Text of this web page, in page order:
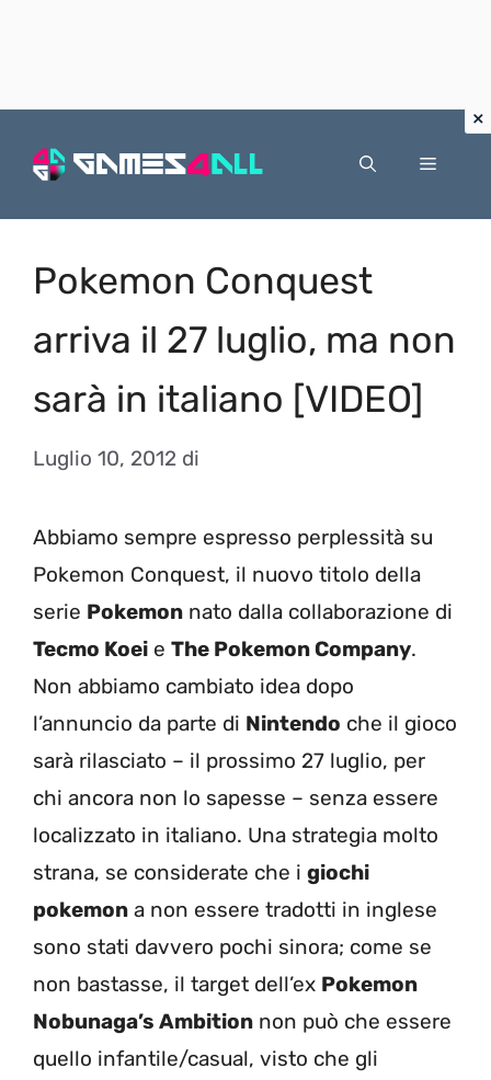
Menu
Pokemon Conquest
arriva il 27 luglio, ma non
sarà in italiano [VIDEO]
Luglio 10, 2012 di
Abbiamo sempre espresso perplessità su
Pokemon Conquest, il nuovo titolo della
serie Pokemon nato dalla collaborazione di
Tecmo Koei e The Pokemon Company.
Non abbiamo cambiato idea dopo
l’annuncio da parte di Nintendo che il gioco
sarà rilasciato – il prossimo 27 luglio, per
chi ancora non lo sapesse – senza essere
localizzato in italiano. Una strategia molto
strana, se considerate che i giochi
pokemon a non essere tradotti in inglese
sono stati davvero pochi sinora; come se
non bastasse, il target dell’ex Pokemon
Nobunaga’s Ambition non può che essere
quello infantile/casual, visto che gli